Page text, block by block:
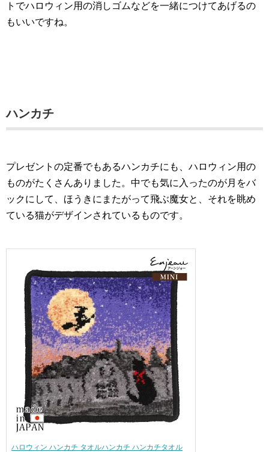
トでハロウィン用の消しゴムなどを一緒につけてあげるの
もいいですね。
ハンカチ
プレゼントの定番でもあるハンカチにも、ハロウィン用の
ものがたくさんありました。中でも気に入ったのが月をバ
ックにして、ほうきにまたがって飛ぶ魔女と、それを眺め
ている猫がデザインされているものです。
ハロウィン ハンカチ タオルハンカチ ハンカチタオル